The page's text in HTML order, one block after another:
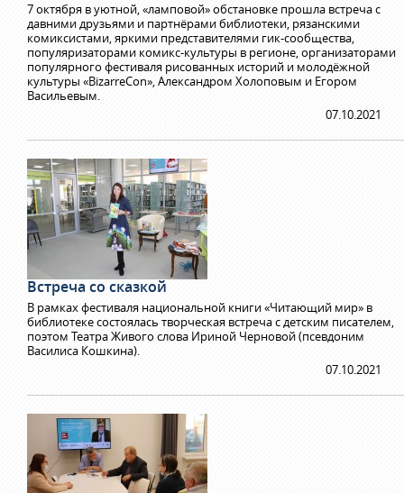
7 октября в уютной, «ламповой» обстановке прошла встреча с
давними друзьями и партнёрами библиотеки, рязанскими
комиксистами, яркими представителями гик-сообщества,
популяризаторами комикс-культуры в регионе, организаторами
популярного фестиваля рисованных историй и молодёжной
культуры «BizarreCon», Александром Холоповым и Егором
Васильевым.
07.10.2021
Встреча со сказкой
В рамках фестиваля национальной книги «Читающий мир» в
библиотеке состоялась творческая встреча с детским писателем,
поэтом Театра Живого слова Ириной Черновой (псевдоним
Василиса Кошкина).
07.10.2021